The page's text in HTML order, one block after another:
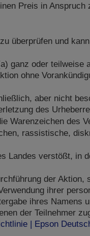
Preis in Anspruch
überprüfen und
ganz oder teilweise
ohne
aber nicht
des
Warenzeichen des
rassistische,
Landes verstößt, in
der Aktion,
ihrer
ihres Namens
der Teilnehmer
| Epson